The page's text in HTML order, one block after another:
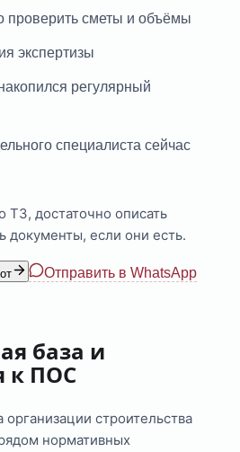
проверить сметы и объёмы
экспертизы
регулярный
специалиста сейчас
ТЗ, достаточно описать
документы, если они есть.
Отправить в WhatsApp
база и
к ПОС
организации строительства
нормативных